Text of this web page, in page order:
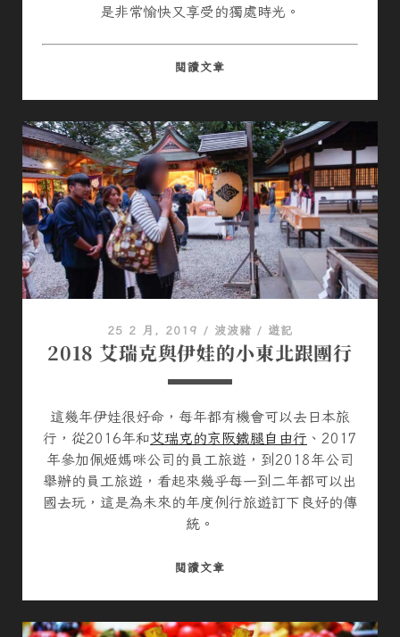
是非常愉快又享受的獨處時光。
閱讀文章
愉
快
獨
處
時
光
25 2 月, 2019 / 波波豬 / 遊記
2018 艾瑞克與伊娃的小東北跟團行
這幾年伊娃很好命，每年都有機會可以去日本旅
行，從2016年和艾瑞克的京阪鐵腿自由行 、2017
年參加佩姬媽咪公司的員工旅遊，到2018年公司
舉辦的員工旅遊，看起來幾乎每一到二年都可以出
國去玩，這是為未來的年度例行旅遊訂下良好的傳
統。
閱讀文章
8